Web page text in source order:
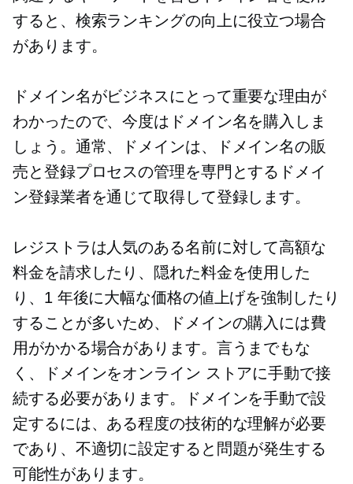
すると、検索ランキングの向上に役立つ場合
があります。
ドメイン名がビジネスにとって重要な理由が
わかったので、今度はドメイン名を購入しま
しょう。通常、ドメインは、ドメイン名の販
売と登録プロセスの管理を専門とするドメイ
ン登録業者を通じて取得して登録します。
レジストラは人気のある名前に対して高額な
料金を請求したり、隠れた料金を使用した
り、1 年後に大幅な価格の値上げを強制したり
することが多いため、ドメインの購入には費
用がかかる場合があります。言うまでもな
く、ドメインをオンライン ストアに手動で接
続する必要があります。ドメインを手動で設
定するには、ある程度の技術的な理解が必要
であり、不適切に設定すると問題が発生する
可能性があります。